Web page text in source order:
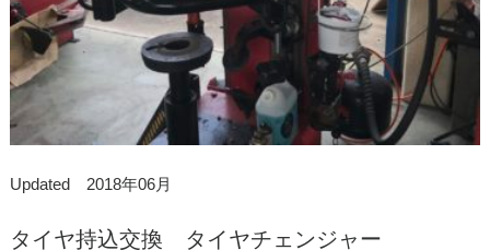
Updated 2018年06月
タイヤ持込交換 タイヤチェンジャー